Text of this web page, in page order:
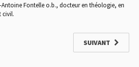
Fontelle o.b., docteur en théologie, en
civil.
SUIVANT